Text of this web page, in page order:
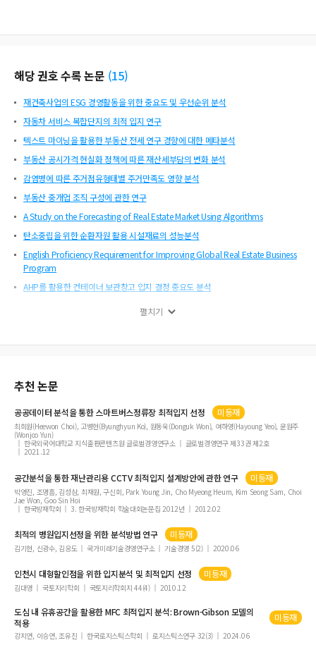
해당 권호 수록 논문 (15)
재건축사업의 ESG 경영활동을 위한 중요도 및 우선순위 분석
자동차 서비스 복합단지의 최적 입지 연구
텍스트 마이닝을 활용한 부동산 전세 연구 경향에 대한 메타분석
부동산 공시가격 현실화 정책에 따른 재산세부담의 변화 분석
감염병에 따른 주거점유형태별 주거만족도 영향 분석
부동산 중개업 조직 구성에 관한 연구
A Study on the Forecasting of Real Estate Market Using Algorithms
탄소중립을 위한 순환자원 활용 시설재료의 성능분석
English Proficiency Requirement for Improving Global Real Estate Business
Program
AHP를 활용한 컨테이너 보관창고 입지 결정 중요도 분석
아파트 가격에 영향을 미치는 3가지 환경 요인 분석
거시경제 및 인구특성의 변화가 수도권 및 비수도권 주택 매매시장에 미치는 영향에
재건축사업에서 사업주체자의 역량이 조직효과성에 미치는 영향
펼치기
추천 논문
공공데이터분석을 통한 스마트버스정류장 최적입지 선정 미등재
최희원(Heewon Choi), 고병현(Byunghyun Ko), 원동욱(Donguk Won), 여하영(Hayoung Yeo), 윤원주
(Wonjoo Yun)
한국외국어대학교 지식출판콘텐츠원 글로벌경영연구소
글로벌경영연구 제33권 제2호
2021.12
공간분석을 통한 재난관리용 CCTV최적입지 설계방안에 관한 연구 미등재
박영진, 조명흠, 김성삼, 최재원, 구신회, Park Young Jin, Cho Myeong Heum, Kim Seong Sam, Choi
Jae Won, Goo Sin Hoi
한국방재학회
3. 한국방재학회 학술대회논문집 2012년 2012.02
최적의 병원입지선정을 위한분석방법 연구 미등재
김기현, 신광수, 김응도 국가미래기술경영연구소 기술경영 5(2) 2020.06
인천시 대형할인점을 위한입지분석 및 최적입지 선정 미등재
김대영 국토지리학회 국토지리학회지 44(4) 2010.12
도심 내 유휴공간을 활용한 MFC 최적입지분석: Brown-Gibson 모델의
적용
미등재
강지연, 이승연, 조유진 한국로지스틱스학회 로지스틱스연구 32(3) 2024.06